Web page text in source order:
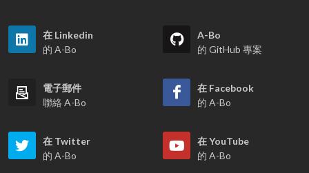
在 Linkedin
的 A-Bo
A-Bo
的 GitHub 專案
電子郵件
聯絡 A-Bo
在 Facebook
的 A-Bo
在 Twitter
的 A-Bo
在 YouTube
的 A-Bo